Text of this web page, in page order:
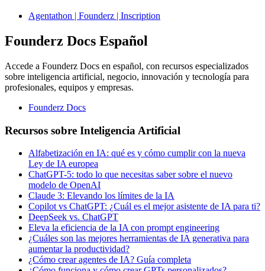
Agentathon | Founderz | Inscription
Founderz Docs Español
Accede a Founderz Docs en español, con recursos especializados
sobre inteligencia artificial, negocio, innovación y tecnología para
profesionales, equipos y empresas.
Founderz Docs
Recursos sobre Inteligencia Artificial
Alfabetización en IA: qué es y cómo cumplir con la nueva
Ley de IA europea
ChatGPT-5: todo lo que necesitas saber sobre el nuevo
modelo de OpenAI
Claude 3: Elevando los límites de la IA
Copilot vs ChatGPT: ¿Cuál es el mejor asistente de IA para ti?
DeepSeek vs. ChatGPT
Eleva la eficiencia de la IA con prompt engineering
¿Cuáles son las mejores herramientas de IA generativa para
aumentar la productividad?
¿Cómo crear agentes de IA? Guía completa